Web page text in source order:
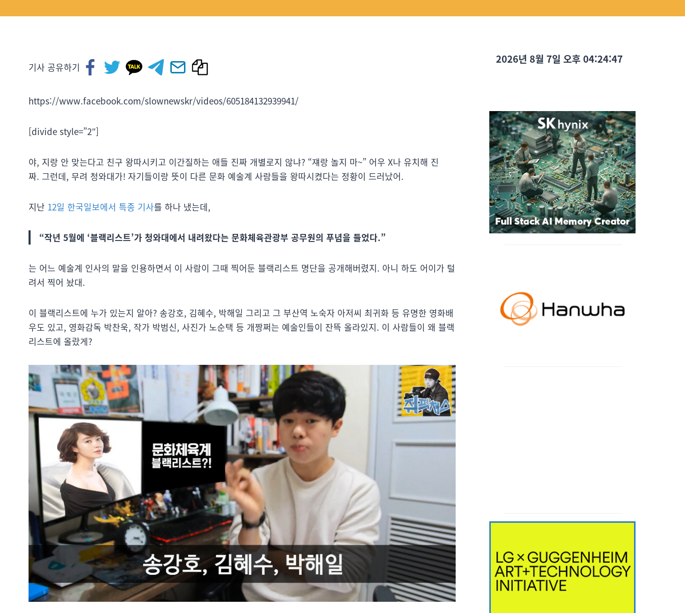
기사 공유하기
https://www.facebook.com/slownewskr/videos/605184132939941/
[divide style=”2″]
야, 지랑 안 맞는다고 친구 왕따시키고 이간질하는 애들 진짜 개별로지 않냐? “쟤랑 놀지 마~” 어우 X나 유치해 진
짜. 그런데, 무려 청와대가! 자기들이랑 뜻이 다른 문화 예술계 사람들을 왕따시켰다는 정황이 드러났어.
지난 12일 한국일보에서 특종 기사를 하나 냈는데,
“작년 5월에 ‘블랙리스트’가 청와대에서 내려왔다는 문화체육관광부 공무원의 푸념을 들었다.”
는 어느 예술계 인사의 말을 인용하면서 이 사람이 그때 찍어둔 블랙리스트 명단을 공개해버렸지. 아니 하도 어이가 털
려서 찍어 놨대.
이 블랙리스트에 누가 있는지 알아? 송강호, 김혜수, 박해일 그리고 그 부산역 노숙자 아저씨 최귀화 등 유명한 영화배
우도 있고, 영화감독 박찬욱, 작가 박범신, 사진가 노순택 등 개짱쩌는 예술인들이 잔뜩 올라있지. 이 사람들이 왜 블랙
리스트에 올랐게?
2026년 8월 7일 오후 04:24:49